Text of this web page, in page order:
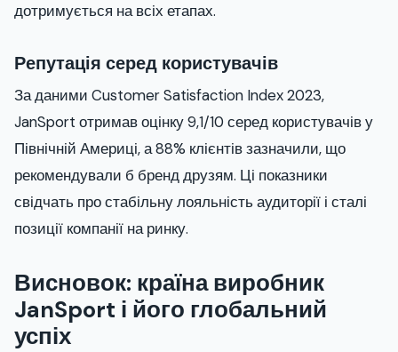
дотримується на всіх етапах.
Репутація серед користувачів
За даними Customer Satisfaction Index 2023,
JanSport отримав оцінку 9,1/10 серед користувачів у
Північній Америці, а 88% клієнтів зазначили, що
рекомендували б бренд друзям. Ці показники
свідчать про стабільну лояльність аудиторії і сталі
позиції компанії на ринку.
Висновок: країна виробник
JanSport і його глобальний
успіх